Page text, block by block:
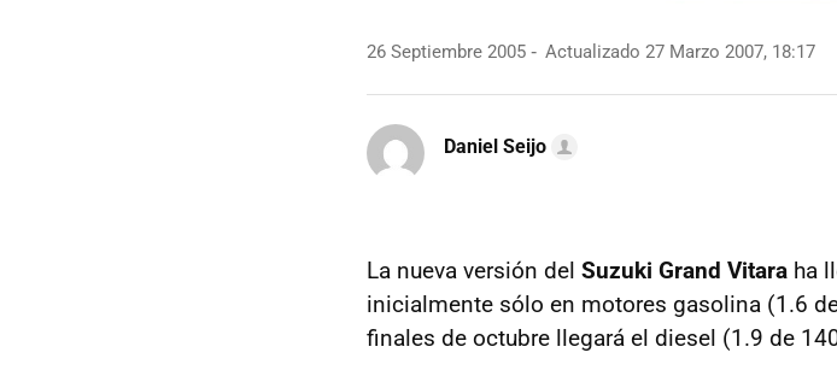
26 Septiembre 2005 Actualizado 27 Marzo 2007, 18:17
Daniel Seijo
La nueva versión del Suzuki Grand Vitara ha
inicialmente sólo en motores gasolina (1.6
finales de octubre llegará el diesel (1.9 de